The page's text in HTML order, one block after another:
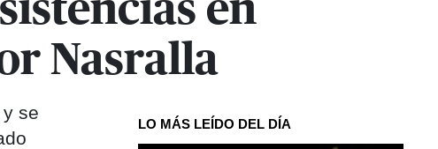
en
Nasralla
se
LO MÁS LEÍDO DEL DÍA